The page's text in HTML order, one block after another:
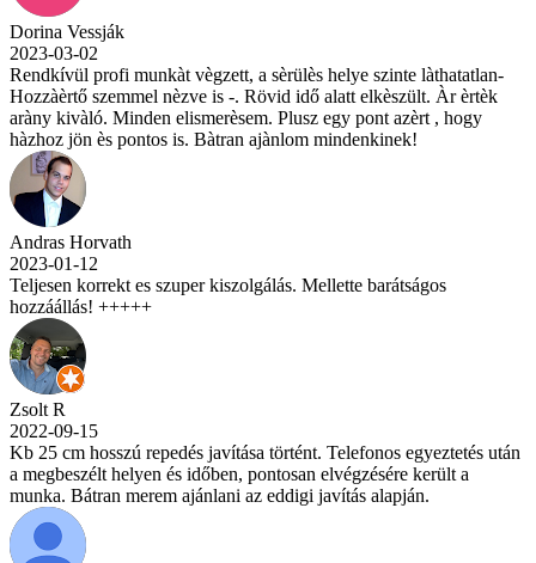
Dorina Vessják
2023-03-02
Rendkívül profi munkàt vègzett, a sèrülès helye szinte làthatatlan-
Hozzàèrtő szemmel nèzve is -. Rövid idő alatt elkèszült. Àr èrtèk
aràny kivàló. Minden elismerèsem. Plusz egy pont azèrt , hogy
hàzhoz jön ès pontos is. Bàtran ajànlom mindenkinek!
Andras Horvath
2023-01-12
Teljesen korrekt es szuper kiszolgálás. Mellette barátságos
hozzáállás! +++++
Zsolt R
2022-09-15
Kb 25 cm hosszú repedés javítása történt. Telefonos egyeztetés után
a megbeszélt helyen és időben, pontosan elvégzésére került a
munka. Bátran merem ajánlani az eddigi javítás alapján.